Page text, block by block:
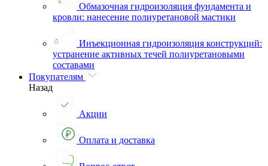
Обмазочная гидроизоляция фундамента и
кровли: нанесение полиуретановой мастики
Инъекционная гидроизоляция конструкций:
устранение активных течей полиуретановыми
составами
Покупателям
Назад
Акции
Оплата и доставка